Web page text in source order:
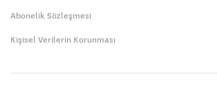
Abonelik Sözleşmesi
Kişisel Verilerin Korunması